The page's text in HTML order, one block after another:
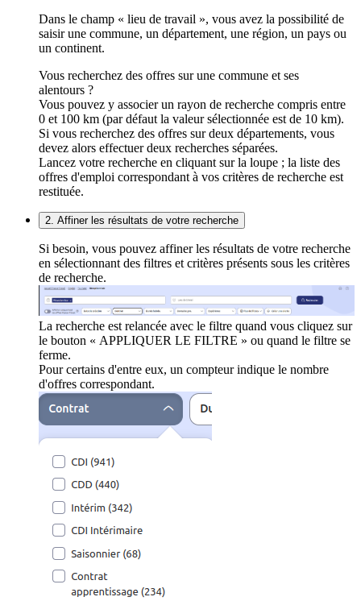
Dans le champ « lieu de travail », vous avez la possibilité de
saisir une commune, un département, une région, un pays ou
un continent.
Vous recherchez des offres sur une commune et ses
alentours ?
Vous pouvez y associer un rayon de recherche compris entre
0 et 100 km (par défaut la valeur sélectionnée est de 10 km).
Si vous recherchez des offres sur deux départements, vous
devez alors effectuer deux recherches séparées.
Lancez votre recherche en cliquant sur la loupe ; la liste des
offres d'emploi correspondant à vos critères de recherche est
restituée.
2. Affiner les résultats de votre recherche
Si besoin, vous pouvez affiner les résultats de votre recherche
en sélectionnant des filtres et critères présents sous les critères
de recherche.
La recherche est relancée avec le filtre quand vous cliquez sur
le bouton « APPLIQUER LE FILTRE » ou quand le filtre se
ferme.
Pour certains d'entre eux, un compteur indique le nombre
d'offres correspondant.